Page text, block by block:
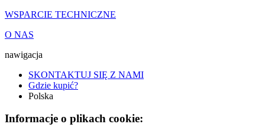
WSPARCIE TECHNICZNE
O NAS
nawigacja
SKONTAKTUJ SIĘ Z NAMI
Gdzie kupić?
Polska
Informacje o plikach cookie: